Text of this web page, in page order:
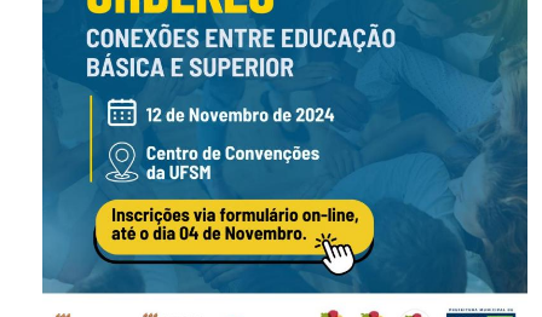
Gabinete de Segurança Institucional
Advocacia-Geral da União
Banco Central do Brasil